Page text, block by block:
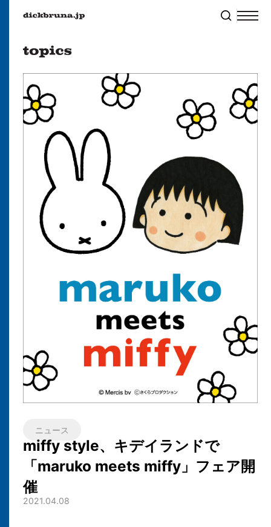
ニュース
miffy style、キデイランドで
「maruko meets miffy」フェア開
催
2021.04.08